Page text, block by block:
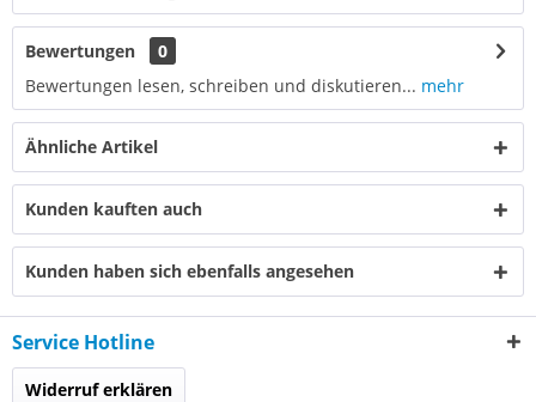
Bewertungen
0
Bewertungen lesen, schreiben und diskutieren... mehr
Ähnliche Artikel
Kunden kauften auch
Kunden haben sich ebenfalls angesehen
Service Hotline
Widerruf erklären